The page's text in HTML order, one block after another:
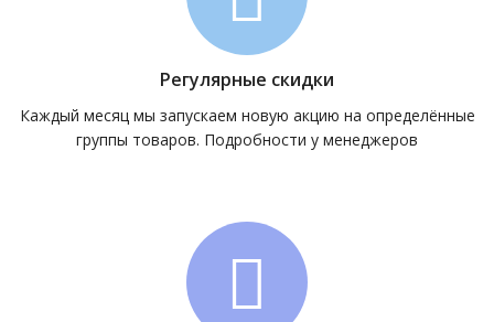
Регулярные скидки
Каждый месяц мы запускаем новую акцию на определённые
группы товаров. Подробности у менеджеров